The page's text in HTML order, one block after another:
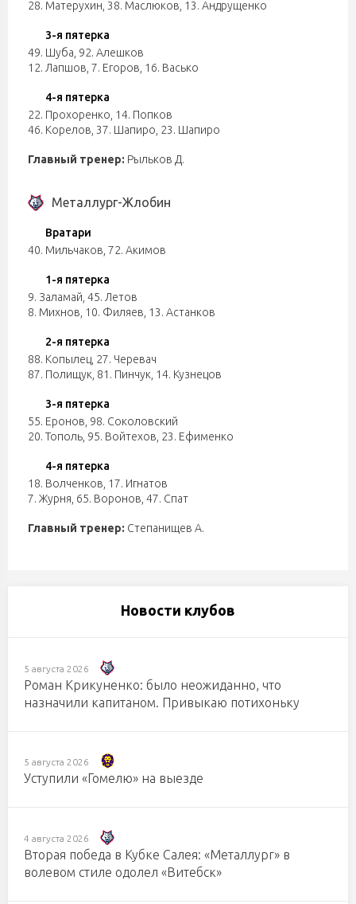
28. Матерухин, 38. Маслюков, 13. Андрущенко
3-я пятерка
49. Шуба, 92. Алешков
12. Лапшов, 7. Егоров, 16. Васько
4-я пятерка
22. Прохоренко, 14. Попков
46. Корелов, 37. Шапиро, 23. Шапиро
Главный тренер: Рыльков Д.
Металлург-Жлобин
Вратари
40. Мильчаков, 72. Акимов
1-я пятерка
9. Заламай, 45. Летов
8. Михнов, 10. Филяев, 13. Астанков
2-я пятерка
88. Копылец, 27. Черевач
87. Полищук, 81. Пинчук, 14. Кузнецов
3-я пятерка
55. Еронов, 98. Соколовский
20. Тополь, 95. Войтехов, 23. Ефименко
4-я пятерка
18. Волченков, 17. Игнатов
7. Журня, 65. Воронов, 47. Спат
Главный тренер: Степанищев А.
Новости клубов
5 августа 2026
Роман Крикуненко: было неожиданно, что
назначили капитаном. Привыкаю потихоньку
5 августа 2026
Уступили «Гомелю» на выезде
4 августа 2026
Вторая победа в Кубке Салея: «Металлург» в
волевом стиле одолел «Витебск»